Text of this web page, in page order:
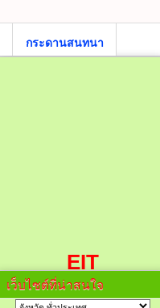
กระดานสนทนา
EIT
เว็บไซต์ที่น่าสนใจ